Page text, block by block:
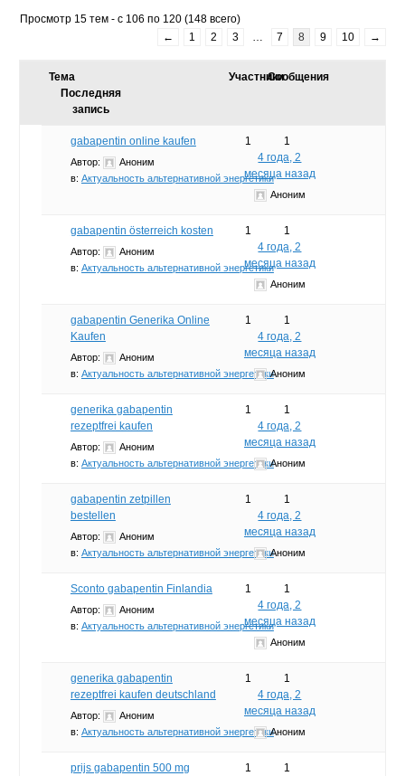
Просмотр 15 тем - с 106 по 120 (148 всего)
←
1 2 3 7 8 9 10 →
Тема УчастникиСообщения
Последняя
запись
gabapentin online kaufen
Автор:
Аноним
в: Актуальность альтернативной энергетики
1
1
4 года, 2
месяца назад
Аноним
gabapentin österreich kosten
Автор:
Аноним
в: Актуальность альтернативной энергетики
1
1
4 года, 2
месяца назад
Аноним
gabapentin Generika Online
Kaufen
Автор:
Аноним
в: Актуальность альтернативной энергетики
1
1
4 года, 2
месяца назад
Аноним
generika gabapentin
rezeptfrei kaufen
Автор:
Аноним
в: Актуальность альтернативной энергетики
1
1
4 года, 2
месяца назад
Аноним
gabapentin zetpillen
bestellen
Автор:
Аноним
в: Актуальность альтернативной энергетики
1
1
4 года, 2
месяца назад
Аноним
Sconto gabapentin Finlandia
Автор:
Аноним
в: Актуальность альтернативной энергетики
1
1
4 года, 2
месяца назад
Аноним
generika gabapentin
rezeptfrei kaufen deutschland
Автор:
Аноним
в: Актуальность альтернативной энергетики
1
1
4 года, 2
месяца назад
Аноним
prijs gabapentin 500 mg 1
1